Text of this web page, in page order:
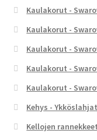
Kaulakorut -
Kaulakorut -
Kaulakorut -
Kaulakorut -
Kaulakorut -
Kehys - Ykköslahjat
Kellojen rannekkeet